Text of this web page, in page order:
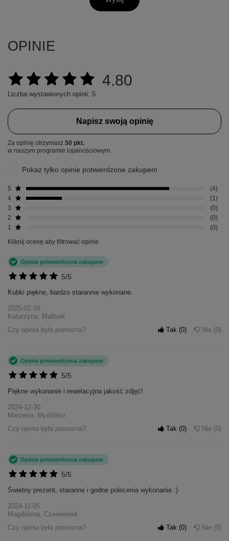
OPINIE
4.80
Liczba wystawionych opinii: 5
Napisz swoją opinię
Za opinię otrzymasz 50 pkt.
w naszym programie lojalnościowym.
Pokaż tylko opinie potwierdzone zakupem
5
4
4
1
3
0
2
0
1
0
Kliknij ocenę aby filtrować opinie
5/5
Opinia potwierdzona zakupem
Kubki piękne, bardzo starannie wykonane.
2025-02-18
Katarzyna, Malbork
Czy opinia była pomocna?
Tak 0 Nie 0
5/5
Opinia potwierdzona zakupem
Piękne wykonanie i rewelacyjna jakość zdjęć!
2024-12-30
Marzena, Myślibórz
Czy opinia była pomocna?
Tak 0 Nie 0
5/5
Opinia potwierdzona zakupem
Świetny prezent, staranne i godne polecenia wykonanie :)
2024-11-05
Magdalena, Czerwieńsk
Czy opinia była pomocna?
Tak 0 Nie 0